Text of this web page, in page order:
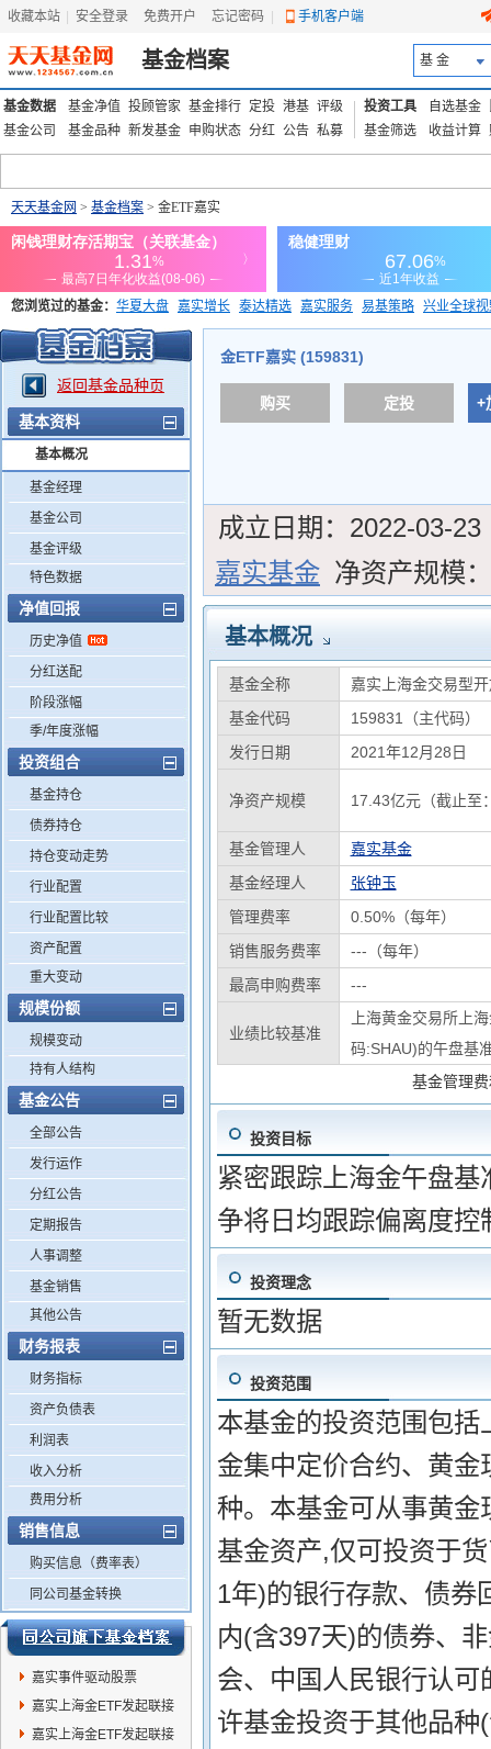
收藏本站 安全登录 免费开户 忘记密码 手机客户端
基金档案 基 金
基金数据 基金净值 投顾管家 基金排行 定投 港基 评级
基金公司
基金品种 新发基金 申购状态 分红 公告 私募
投资工具 自选基金
基金筛选
收益计算
天天基金网 > 基金档案 > 金ETF嘉实
您浏览过的基金： 华夏大盘 嘉实增长 泰达精选 嘉实服务 易基策略 兴业全球
添富优势 华安宏利 上证180价值ETF
返回基金品种页
基本资料
基本概况
基金经理
基金公司
基金评级
特色数据
净值回报
历史净值
分红送配
阶段涨幅
季/年度涨幅
投资组合
基金持仓
债券持仓
持仓变动走势
行业配置
行业配置比较
资产配置
重大变动
规模份额
规模变动
持有人结构
基金公告
全部公告
发行运作
分红公告
定期报告
人事调整
基金销售
其他公告
财务报表
财务指标
资产负债表
利润表
收入分析
费用分析
销售信息
购买信息（费率表）
同公司基金转换
嘉实事件驱动股票
嘉实上海金ETF发起联接
C
嘉实上海金ETF发起联接
金ETF嘉实 (159831)
购买 定投 +
成立日期： 2022-03-23
嘉实基金 净资产规模：
基本概况
基金全称
嘉实上海金交易型
基金代码
159831（主代码）
发行日期
2021年12月28日
净资产规模 17.43亿元（截止至
基金管理人
嘉实基金
基金经理人
张钟玉
管理费率
0.50%（每年）
销售服务费率
---（每年）
最高申购费率
---
业绩比较基准
上海黄金交易所上
码:SHAU)的午盘基
基金管理
投资目标
紧密跟踪上海金午盘
争将日均跟踪偏离度
投资理念
暂无数据
投资范围
本基金的投资范围包
金集中定价合约、黄
种。本基金可从事黄
基金资产,仅可投资于
1年)的银行存款、债券
内(含397天)的债券、
会、中国人民银行认
许基金投资于其他品